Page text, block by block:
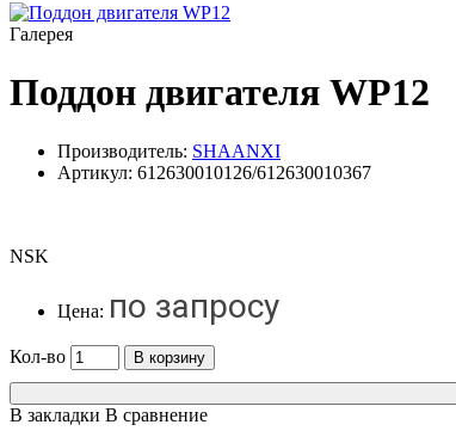
Галерея
Поддон двигателя WP12
Производитель: SHAANXI
Артикул: 612630010126/612630010367
NSK
Цена: по запросу
Кол-во
В корзину
В закладки В сравнение